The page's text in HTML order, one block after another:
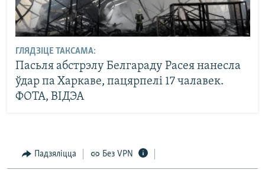
ГЛЯДЗІЦЕ ТАКСАМА:
Пасьля абстрэлу Белгараду Расея нанесла
ўдар па Харкаве, пацярпелі 17 чалавек.
ФОТА, ВІДЭА
Падзяліцца Без VPN